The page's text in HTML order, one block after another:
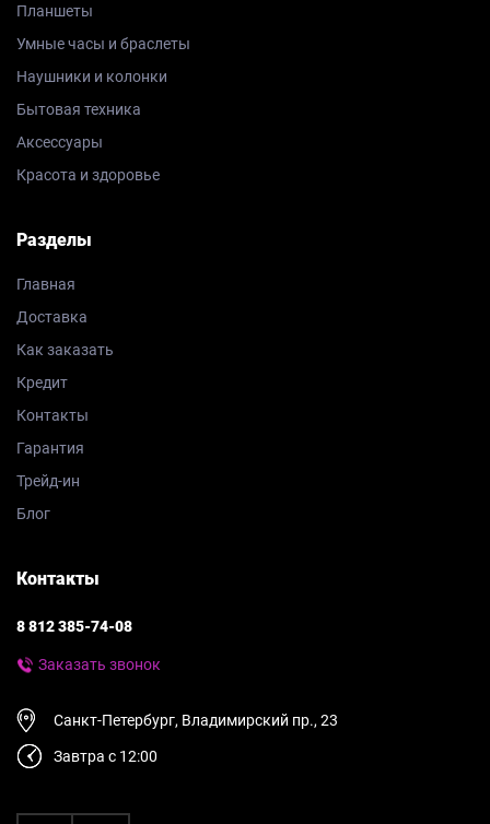
Планшеты
Умные часы и браслеты
Наушники и колонки
Бытовая техника
Аксессуары
Красота и здоровье
Разделы
Главная
Доставка
Как заказать
Кредит
Контакты
Гарантия
Трейд-ин
Блог
Контакты
8 812 385-74-08
Заказать звонок
Санкт-Петербург, Владимирский пр., 23
Завтра с 12:00